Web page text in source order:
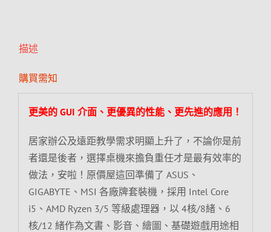
描述
購買需知
更美的 GUI 介面、更優異的性能、更先進的應用！
居家辦公及遠距教學需求明顯上升了，不論你是前
者還是後者，選擇桌機來擔負重任才是最有效率的
做法，安啦！原價屋這回準備了 ASUS、
GIGABYTE、MSI 各廠牌套裝機，採用 Intel Core
i5、AMD Ryzen 3/5 等級處理器，以 4核/8緒、6
核/12 緒作為文書、影音、繪圖、基礎遊戲用途相